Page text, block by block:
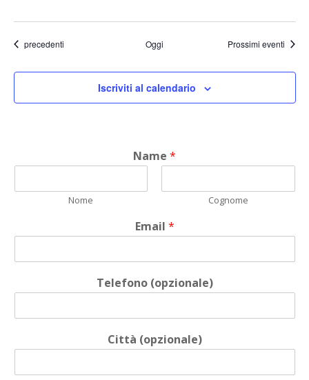
Eventi
precedenti Oggi Prossimi eventi
Iscriviti al calendario
Name *
Nome Cognome
Email *
Telefono (opzionale)
Città (opzionale)